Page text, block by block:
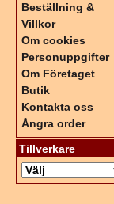
Beställning &
Villkor
Om cookies
Personuppgifter
Om Företaget
Butik
Kontakta oss
Ångra order
Tillverkare